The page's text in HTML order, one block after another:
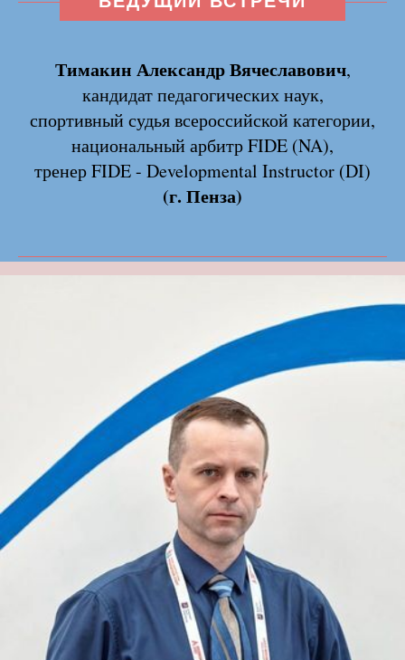
Тимакин Александр Вячеславович,
кандидат педагогических наук,
спортивный судья всероссийской категории,
национальный арбитр FIDE (NA),
тренер FIDE - Developmental Instructor (DI)
(г. Пенза)